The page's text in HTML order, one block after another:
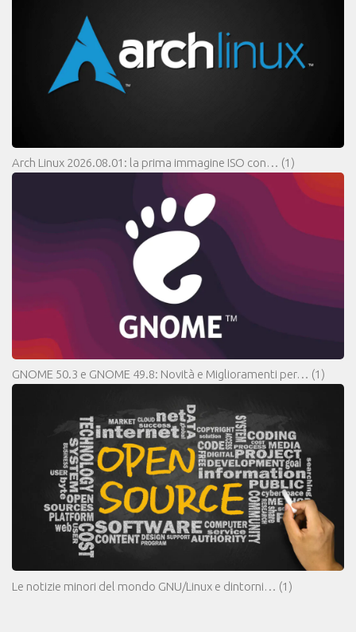
Arch Linux 2026.08.01: la prima immagine ISO con… (1)
GNOME 50.3 e GNOME 49.8: Novità e Miglioramenti per… (1)
Le notizie minori del mondo GNU/Linux e dintorni… (1)